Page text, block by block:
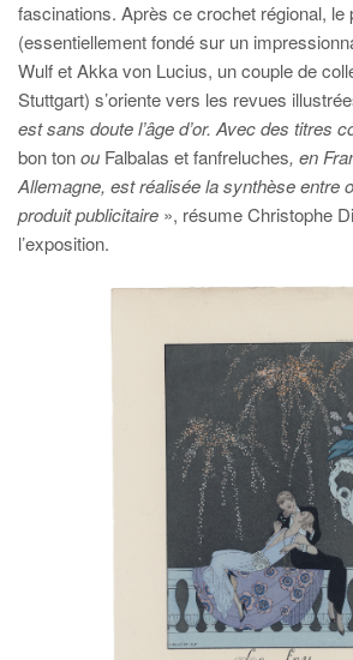
fascinations. Après ce crochet régional, le
(essentiellement fondé sur un
Wulf et Akka von Lucius, un couple de
Stuttgart) s’oriente vers les revues
est sans doute l’âge d’or. Avec des titres
bon tonou Falbalas et fanfreluches, en
Allemagne, est réalisée la synthèse entre
produit publicitaire », résume Christophe
l’exposition.